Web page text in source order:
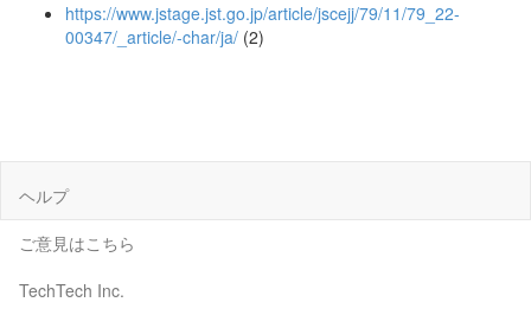
https://www.jstage.jst.go.jp/article/jscejj/79/11/79_22-
00347/_article/-char/ja/ (2)
ヘルプ
ご意見はこちら
TechTech Inc.